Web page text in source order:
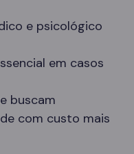
e psicológico
em casos
buscam
com custo mais